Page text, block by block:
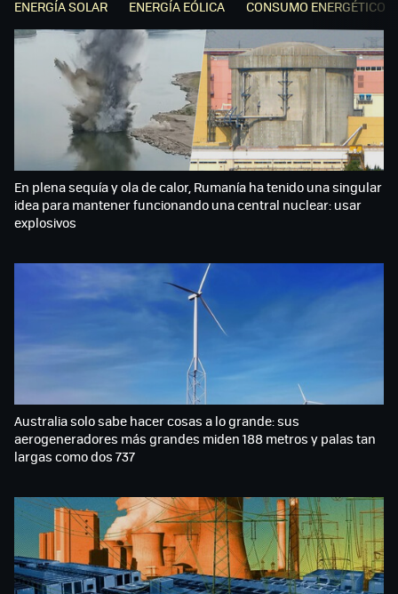
ENERGÍA SOLAR ENERGÍA EÓLICA CONSUMO ENERGÉTICO
En plena sequía y ola de calor, Rumanía ha tenido una singular
idea para mantener funcionando una central nuclear: usar
explosivos
Australia solo sabe hacer cosas a lo grande: sus
aerogeneradores más grandes miden 188 metros y palas tan
largas como dos 737